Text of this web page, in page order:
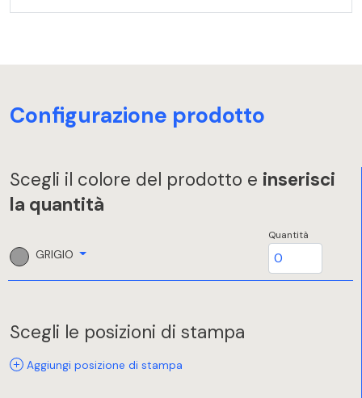
Configurazione prodotto
Scegli il colore del prodotto e inserisci
la quantità
GRIGIO
Quantità
Scegli le posizioni di stampa
Aggiungi posizione di stampa